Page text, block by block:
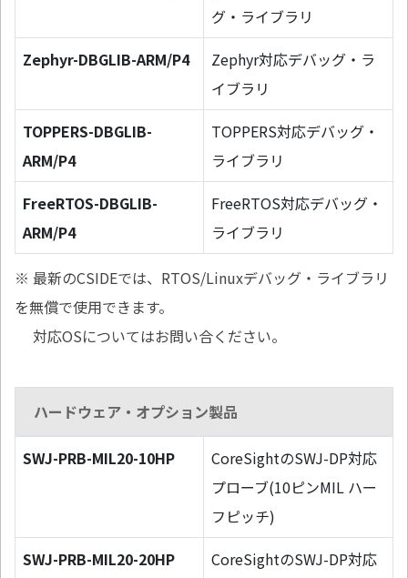
グ・ライブラリ
Zephyr-DBGLIB-ARM/P4
Zephyr対応デバッグ・ラ
イブラリ
TOPPERS-DBGLIB-
ARM/P4
TOPPERS対応デバッグ・
ライブラリ
FreeRTOS-DBGLIB-
ARM/P4
FreeRTOS対応デバッグ・
ライブラリ
※ 最新のCSIDEでは、RTOS/Linuxデバッグ・ライブラリ
を無償で使用できます。
対応OSについてはお問い合ください。
ハードウェア・オプション製品
SWJ-PRB-MIL20-10HP
CoreSightのSWJ-DP対応
プローブ(10ピンMIL ハー
フピッチ)
SWJ-PRB-MIL20-20HP
CoreSightのSWJ-DP対応